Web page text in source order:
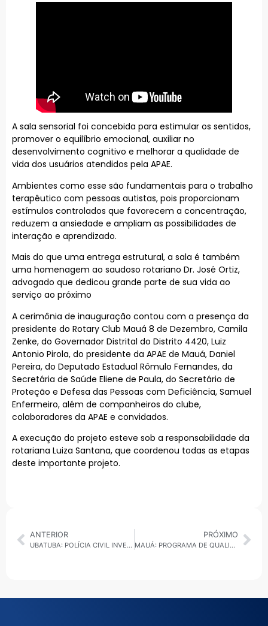
A sala sensorial foi concebida para estimular os sentidos,
promover o equilíbrio emocional, auxiliar no
desenvolvimento cognitivo e melhorar a qualidade de
vida dos usuários atendidos pela APAE.
Ambientes como esse são fundamentais para o trabalho
terapêutico com pessoas autistas, pois proporcionam
estímulos controlados que favorecem a concentração,
reduzem a ansiedade e ampliam as possibilidades de
interação e aprendizado.
Mais do que uma entrega estrutural, a sala é também
uma homenagem ao saudoso rotariano Dr. José Ortiz,
advogado que dedicou grande parte de sua vida ao
serviço ao próximo
A cerimônia de inauguração contou com a presença da
presidente do Rotary Club Mauá 8 de Dezembro, Camila
Zenke, do Governador Distrital do Distrito 4420, Luiz
Antonio Pirola, do presidente da APAE de Mauá, Daniel
Pereira, do Deputado Estadual Rômulo Fernandes, da
Secretária de Saúde Eliene de Paula, do Secretário de
Proteção e Defesa das Pessoas com Deficiência, Samuel
Enfermeiro, além de companheiros do clube,
colaboradores da APAE e convidados.
A execução do projeto esteve sob a responsabilidade da
rotariana Luiza Santana, que coordenou todas as etapas
deste importante projeto.
ANTERIOR
UBATUBA: POLÍCIA CIVIL INVESTIGA MORTE DE HOMEM APÓS OCORRÊNCIA DURANTE EVENTO NA PRAÇA EXALTAÇÃO SANTA CRUZ
PRÓXIMO
MAUÁ: PROGRAMA DE QUALIFICAÇÃO PROFISSIONAL ABRE VAGAS PARA CURSOS GRATUITOS DE GASTRONOMIA